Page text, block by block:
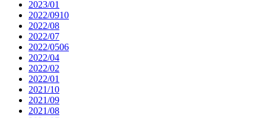
2023/01
2022/0910
2022/08
2022/07
2022/0506
2022/04
2022/02
2022/01
2021/10
2021/09
2021/08